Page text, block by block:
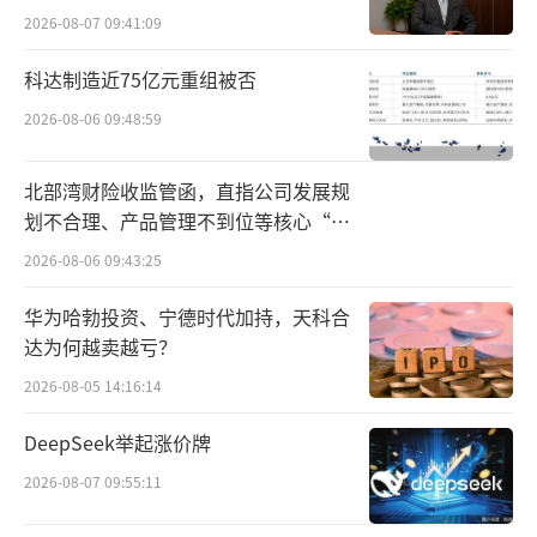
2026-08-07 09:41:09
科达制造近75亿元重组被否
2026-08-06 09:48:59
北部湾财险收监管函，直指公司发展规
划不合理、产品管理不到位等核心“痛
点”
2026-08-06 09:43:25
华为哈勃投资、宁德时代加持，天科合
达为何越卖越亏？
2026-08-05 14:16:14
DeepSeek举起涨价牌
2026-08-07 09:55:11